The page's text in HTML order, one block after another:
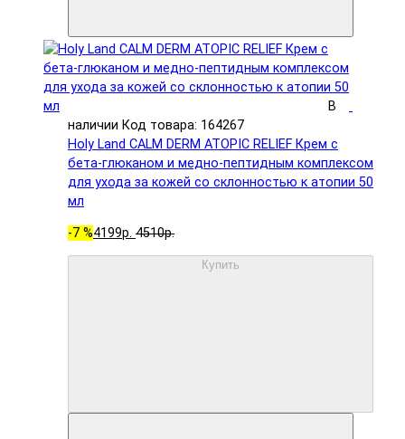
В
наличии Код товара: 164267
Holy Land CALM DERM ATOPIC RELIEF Крем с
бета-глюканом и медно-пептидным комплексом
для ухода за кожей со склонностью к атопии 50
мл
-7 %4199р. 4510р.
Купить